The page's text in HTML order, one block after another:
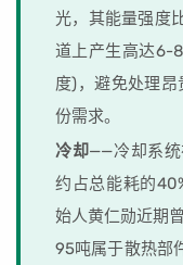
光，其能量强度
道上产生高达6-
度)，避免处理
份需求。
冷却——冷却系统
约占总能耗的
始人黄仁勋近期
95吨属于散热部